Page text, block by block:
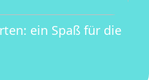
ein Spaß für die